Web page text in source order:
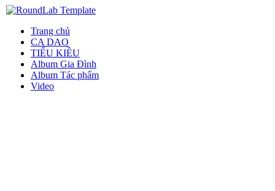
Trang chủ
CA DAO
TIỂU KIỀU
Album Gia Đình
Album Tác phẩm
Video